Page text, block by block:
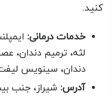
کنید.
خدمات درمانی:
لثه، ترمیم دندان،
دندان، سینویس
آدرس: شیراز، جنب